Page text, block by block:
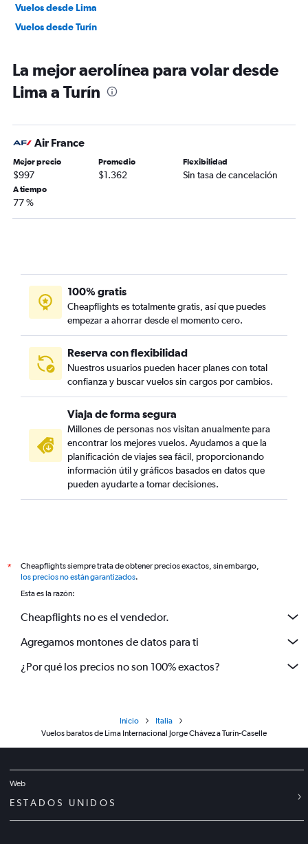
Vuelos desde Lima
Vuelos desde Turín
La mejor aerolínea para volar desde
Lima a Turín
Air France
Mejor precio
$997
Promedio
$1.362
Flexibilidad
Sin tasa de cancelación
A tiempo
77 %
100% gratis
Cheapflights es totalmente gratis, así que puedes
empezar a ahorrar desde el momento cero.
Reserva con flexibilidad
Nuestros usuarios pueden hacer planes con total
confianza y buscar vuelos sin cargos por cambios.
Viaja de forma segura
Millones de personas nos visitan anualmente para
encontrar los mejores vuelos. Ayudamos a que la
planificación de viajes sea fácil, proporcionando
información útil y gráficos basados en datos que
pueden ayudarte a tomar decisiones.
*
Cheapflights siempre trata de obtener precios exactos, sin embargo,
los precios no están garantizados.
Esta es la razón:
Cheapflights no es el vendedor.
Agregamos montones de datos para ti
¿Por qué los precios no son 100% exactos?
Inicio
Italia
Vuelos baratos de Lima Internacional Jorge Chávez a Turín-Caselle
Web
ESTADOS UNIDOS